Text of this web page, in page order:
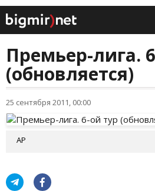
Премьер-лига.
(обновляется)
25 сентября 2011, 00:00
АР